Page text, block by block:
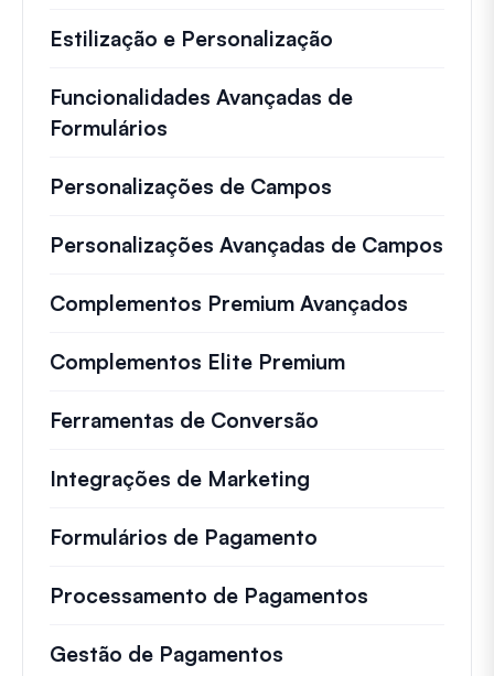
Estilização e Personalização
Funcionalidades Avançadas de
Formulários
Personalizações de Campos
Personalizações Avançadas de Campos
Complementos Premium Avançados
Complementos Elite Premium
Ferramentas de Conversão
Integrações de Marketing
Formulários de Pagamento
Processamento de Pagamentos
Gestão de Pagamentos